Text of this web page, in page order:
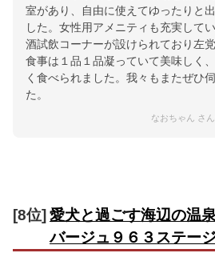
室があり、自由に使えてゆったりと
した。女性用アメニティも充実して
酒試飲コーナーが設けられており左
食事は１品１品凝っていて美味しく
く食べられました。我々もまたぜひ
た。
なおちゃん さ
[8位] 愛犬と過ごす海辺の温
バージュ９６３ステー